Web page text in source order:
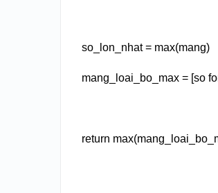
so_lon_nhat = max(mang)
mang_loai_bo_max = [so
return